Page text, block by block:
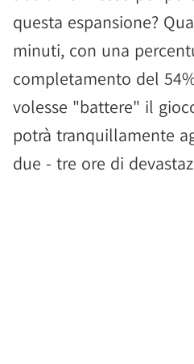
questa espansione?
minuti, con una
completamento del
volesse "battere" il
potrà tranquillamente
due - tre ore di